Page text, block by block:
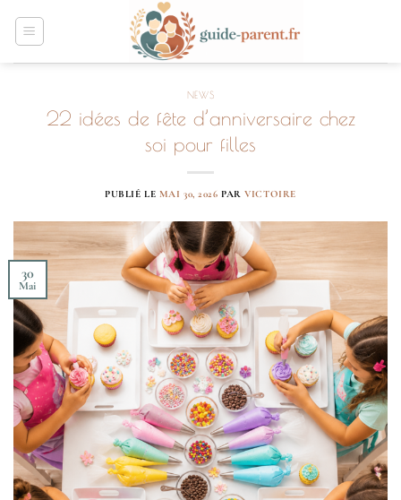
NEWS
22 idées de fête d’anniversaire chez
soi pour filles
PUBLIÉ LE MAI 30, 2026 PARVICTOIRE
30
Mai